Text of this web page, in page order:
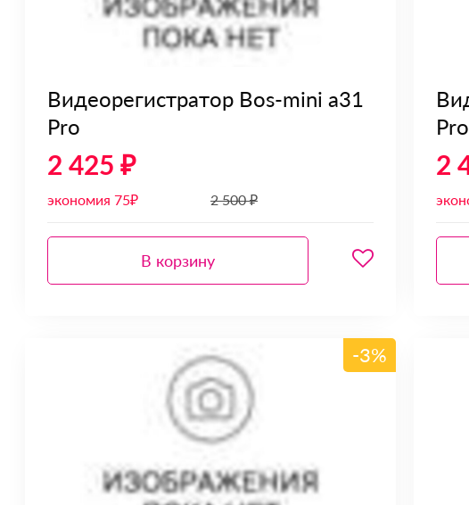
Видеорегистратор Bos-mini a31
Pro
2 425 ₽
экономия 75₽ 2 500 ₽
В корзину
Pro
2
-3%